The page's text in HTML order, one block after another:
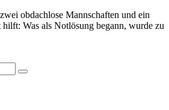
obdachlose Mannschaften und ein
Was als Notlösung begann, wurde zu